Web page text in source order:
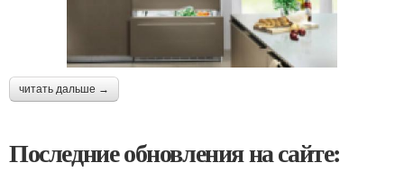
читать дальше →
Последние обновления на сайте: